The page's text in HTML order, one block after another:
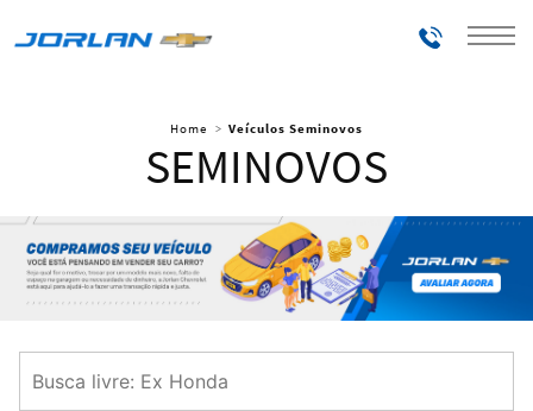
Telefones
Home Veículos Seminovos
SEMINOVOS